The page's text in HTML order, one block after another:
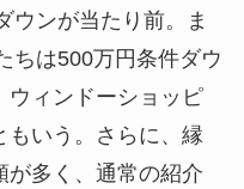
ウンが当たり前。ま
ちは500万円条件ダウ
ウィンドーショッピ
もいう。さらに、縁
が多く、通常の紹介